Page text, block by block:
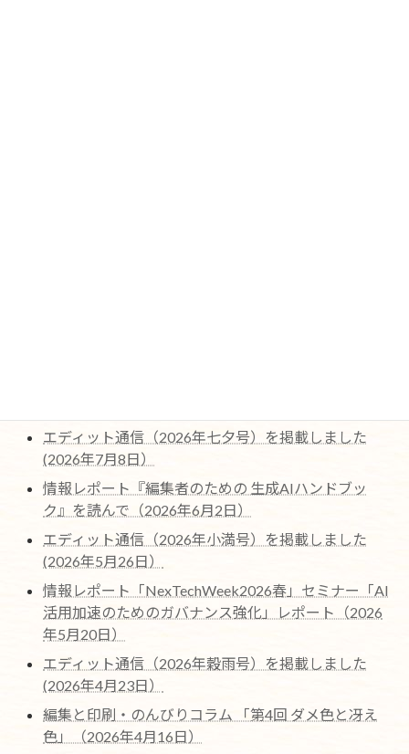
エディット通信（2026年七夕号）を掲載しました
(2026年7月8日）
情報レポート『編集者のための 生成AIハンドブッ
ク』を読んで（2026年6月2日）
エディット通信（2026年小満号）を掲載しました
(2026年5月26日）
情報レポート「NexTechWeek2026春」セミナー「AI
活用加速のためのガバナンス強化」レポート（2026
年5月20日）
エディット通信（2026年穀雨号）を掲載しました
(2026年4月23日）
編集と印刷・のんびりコラム 「第4回 ダメ色と冴え
色」（2026年4月16日）